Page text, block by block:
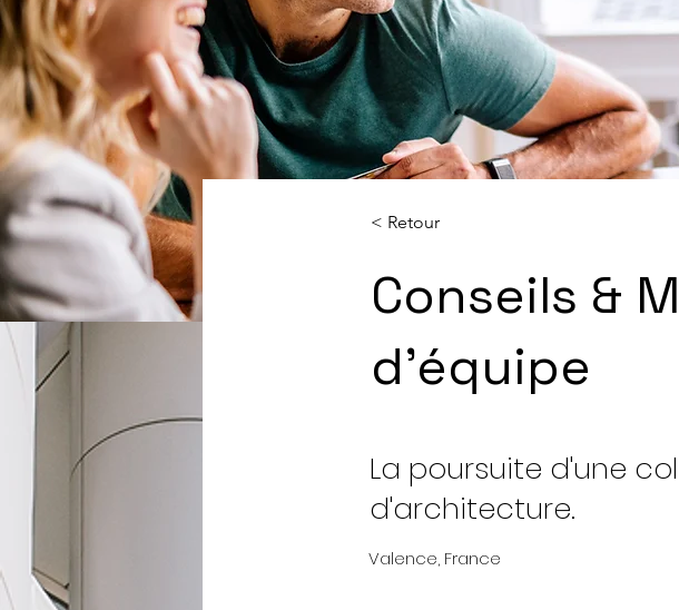
< Retour
Conseils &
d'équipe
La poursuite d'une
d'architecture.
Valence, France